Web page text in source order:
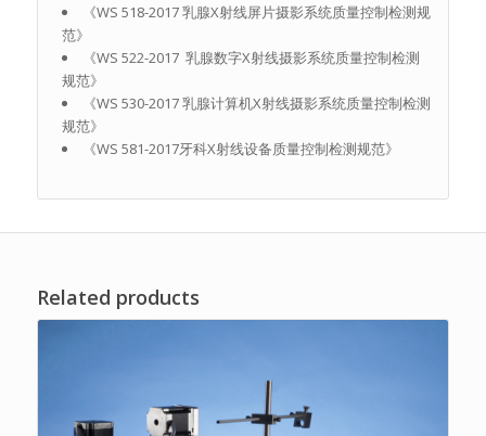
《WS 518-2017 乳腺X射线屏片摄影系统质量控制检测规
范》
《WS 522-2017 乳腺数字X射线摄影系统质量控制检测
规范》
《WS 530-2017 乳腺计算机X射线摄影系统质量控制检测
规范》
《WS 581-2017牙科X射线设备质量控制检测规范》
Related products